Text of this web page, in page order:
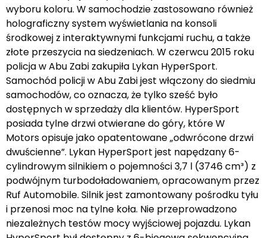
wyboru koloru. W samochodzie zastosowano również
holograficzny system wyświetlania na konsoli
środkowej z interaktywnymi funkcjami ruchu, a także
złote przeszycia na siedzeniach. W czerwcu 2015 roku
policja w Abu Zabi zakupiła Lykan HyperSport.
Samochód policji w Abu Zabi jest włączony do siedmiu
samochodów, co oznacza, że tylko sześć było
dostępnych w sprzedaży dla klientów. HyperSport
posiada tylne drzwi otwierane do góry, które W
Motors opisuje jako opatentowane „odwrócone drzwi
dwuścienne”. Lykan HyperSport jest napędzany 6-
cylindrowym silnikiem o pojemności 3,7 l (3746 cm³) z
podwójnym turbodoładowaniem, opracowanym przez
Ruf Automobile. Silnik jest zamontowany pośrodku tyłu
i przenosi moc na tylne koła. Nie przeprowadzono
niezależnych testów mocy wyjściowej pojazdu. Lykan